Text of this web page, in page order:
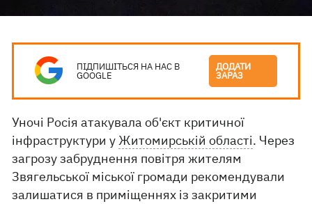
ПІДПИШІТЬСЯ НА НАС В
GOOGLE
ДОДАТИ
ЗАРАЗ
Уночі Росія атакувала об'єкт критичної
інфраструктури уЖитомирській області. Через
загрозу забруднення повітря жителям
Звягельської міської громади рекомендували
залишатися в приміщеннях із закритими